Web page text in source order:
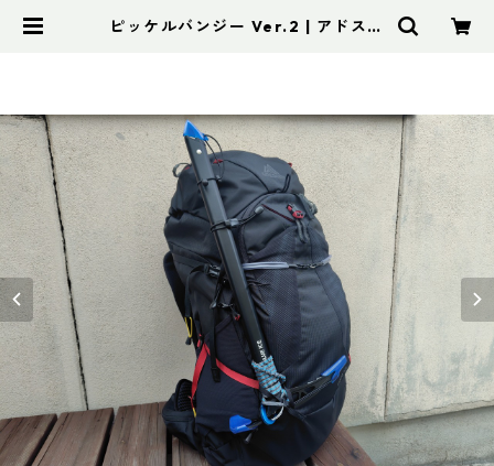
ピッケルバンジー Ver.2 | アドスポ